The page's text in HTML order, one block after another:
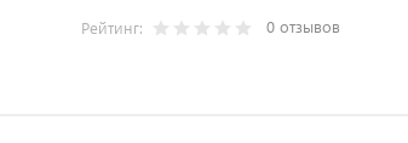
Рейтинг: 0 отзывов